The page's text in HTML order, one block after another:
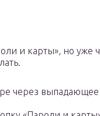
и карты», но уже
через